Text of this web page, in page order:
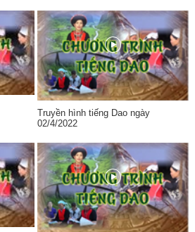
Truyền hình tiếng Dao ngày
02/4/2022